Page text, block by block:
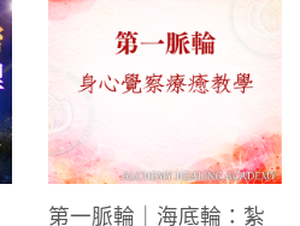
第一脈輪｜海底輪：紮